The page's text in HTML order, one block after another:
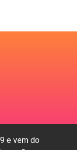
e vem do